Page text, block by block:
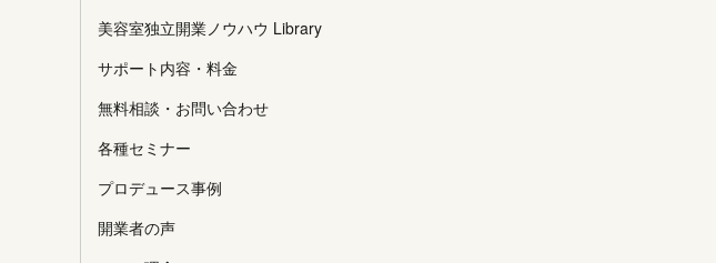
美容室独立開業ノウハウ Library
サポート内容・料金
無料相談・お問い合わせ
各種セミナー
プロデュース事例
開業者の声